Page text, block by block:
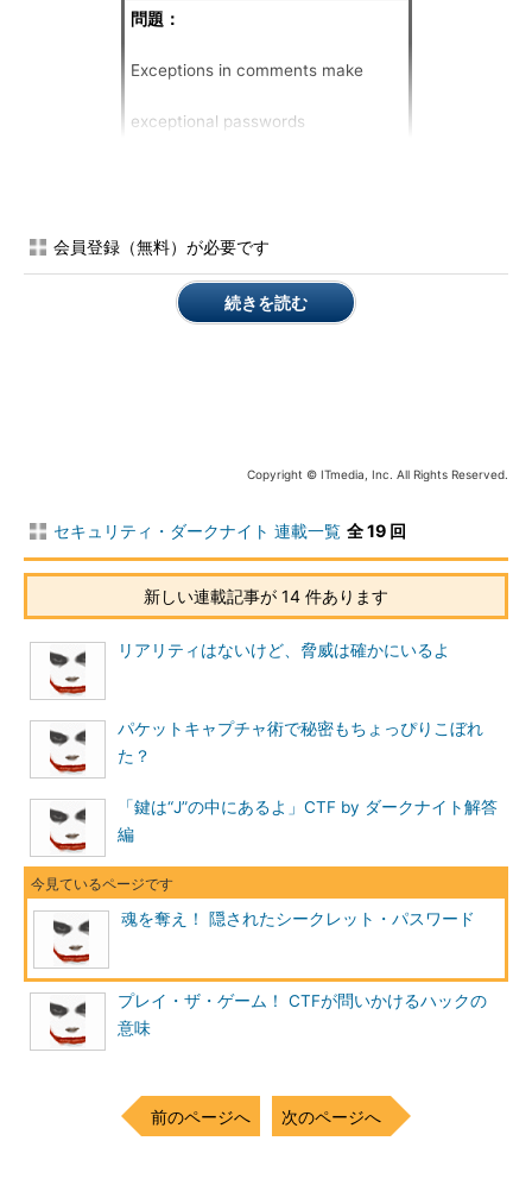
問題：
Exceptions in comments make
exceptional passwords
例外的なパスワードを作りだす。
「Zip」と「コメント」である。この問題を解き進める方法を導
筆者も恥ずかしながら忘れていたが、Zipファイルには、圧縮
種類があり、1つはZipファイル全体用のコメント。もう1つは、
圧縮されるファイルごとのコメントである。
前者を参照する場合は「unzip」のオプション「-z」を用い、
後者を参照する場合は「-l」を用いるのがよい。それでは、実際
まずは、「-z」から。
図9 unzipコマンドのオプション-zを付けて実行
特にコメントは表示されていない。気を取り直して次に「-l」
を実行してみよう。
会員登録（無料）が必要です
続きを読む
Copyright © ITmedia, Inc. All Rights Reserved.
セキュリティ・ダークナイト 連載一覧 全 19 回
新しい連載記事が 14 件あります
リアリティはないけど、脅威は確かにいるよ
パケットキャプチャ術で秘密もちょっぴりこぼれ
た？
「鍵は“J”の中にあるよ」CTF by ダークナイト解答
編
魂を奪え！ 隠されたシークレット・パスワード
プレイ・ザ・ゲーム！ CTFが問いかけるハックの
意味
前のページへ 次のページへ